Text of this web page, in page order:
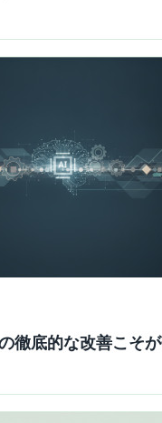
徹底的な改善こそ